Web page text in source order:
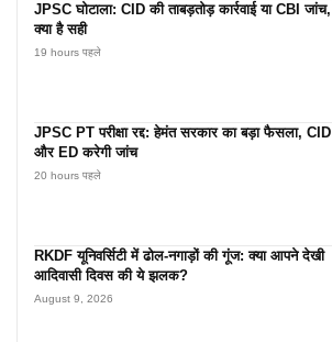
JPSC घोटाला: CID की ताबड़तोड़ कार्रवाई या CBI जांच,
क्या है सही
19 hours पहले
JPSC PT परीक्षा रद्द: हेमंत सरकार का बड़ा फैसला, CID
और ED करेगी जांच
20 hours पहले
RKDF यूनिवर्सिटी में ढोल-नगाड़ों की गूंज: क्या आपने देखी
आदिवासी दिवस की ये झलक?
August 9, 2026